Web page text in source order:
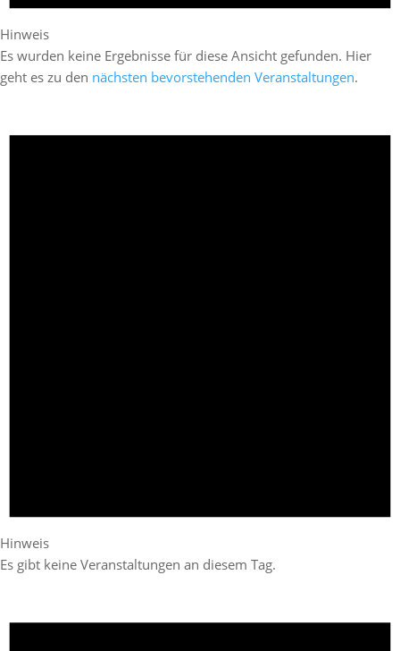
Hinweis
Es wurden keine Ergebnisse für diese Ansicht gefunden. Hier
geht es zu den nächsten bevorstehenden Veranstaltungen.
Hinweis
Es gibt keine Veranstaltungen an diesem Tag.